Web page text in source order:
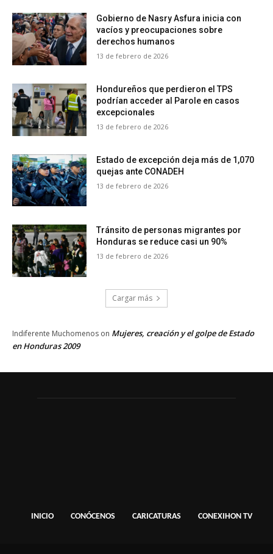
Gobierno de Nasry Asfura inicia con
vacíos y preocupaciones sobre
derechos humanos
13 de febrero de 2026
Hondureños que perdieron el TPS
podrían acceder al Parole en casos
excepcionales
13 de febrero de 2026
Estado de excepción deja más de 1,070
quejas ante CONADEH
13 de febrero de 2026
Tránsito de personas migrantes por
Honduras se reduce casi un 90%
13 de febrero de 2026
Cargar más
Indiferente Muchomenos on Mujeres, creación y el golpe de Estado
en Honduras 2009
INICIO CONÓCENOS CARICATURAS CONEXIHON TV